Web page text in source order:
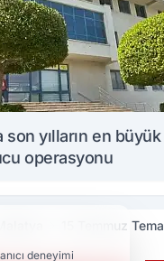
son yılların en büyük
operasyonu
15 Temmuz
deneyimi